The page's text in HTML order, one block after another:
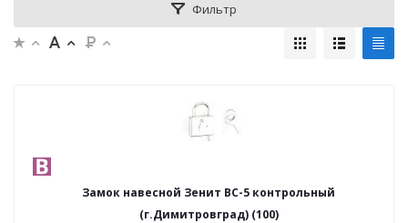
Фильтр
Замок навесной Зенит ВС-5 контрольный
(г.Димитровград) (100)